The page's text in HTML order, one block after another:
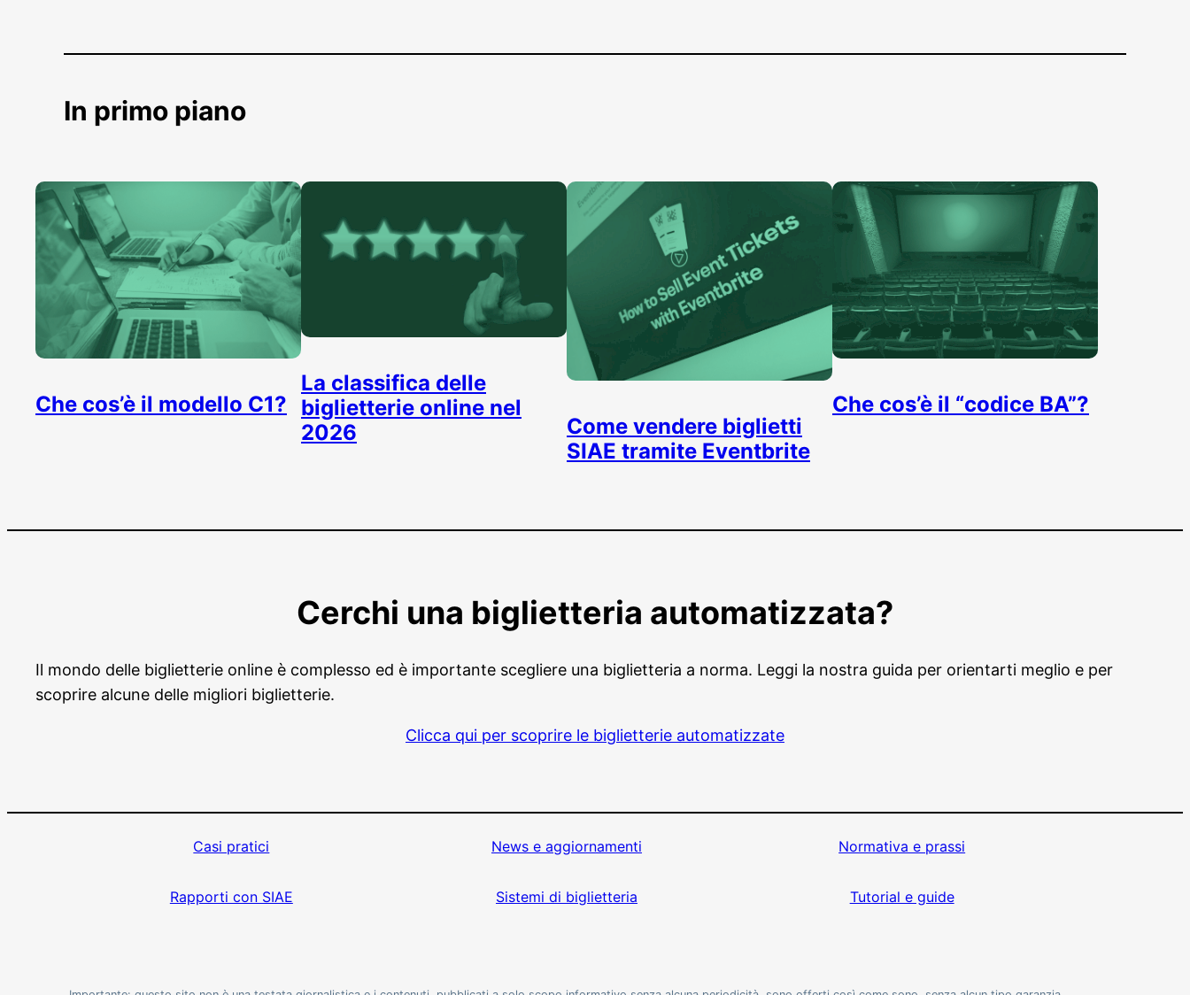
In primo piano
Che cos’è il modello C1?
La classifica delle
biglietterie online nel
2026
Come vendere biglietti
SIAE tramite Eventbrite
Che cos’è il “codice BA”?
Cerchi una biglietteria automatizzata?
Il mondo delle biglietterie online è complesso ed è importante scegliere una biglietteria a norma. Leggi la nostra guida per orientarti meglio e per
scoprire alcune delle migliori biglietterie.
Clicca qui per scoprire le biglietterie automatizzate
Casi pratici News e aggiornamenti Normativa e prassi
Rapporti con SIAE Sistemi di biglietteria Tutorial e guide